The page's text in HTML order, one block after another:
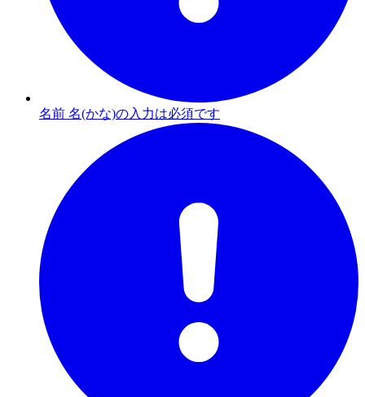
名前 名(かな)の入力は必須です